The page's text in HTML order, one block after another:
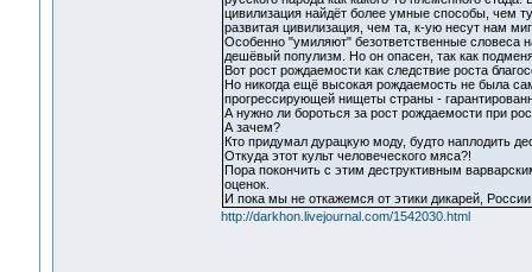
цивилизация найдёт более умные способы, чем
развитая цивилизация, чем та, к-ую несут нам
Особенно "умиляют" безответственные словеса
дешёвый популизм. Но он опасен, так как
Вот рост рождаемости как следствие роста
Но никогда ещё высокая рождаемость не была
прогрессирующей нищеты страны -
А нужно ли бороться за рост рождаемости при
А зачем?
Кто придумал дурацкую моду, будто наплодить
Откуда этот культ человеческого мяса?!
Пора покончить с этим деструктивным
оценок.
И пока мы не откажемся от этики дикарей,
http://darkhon.livejournal.com/1542030.html